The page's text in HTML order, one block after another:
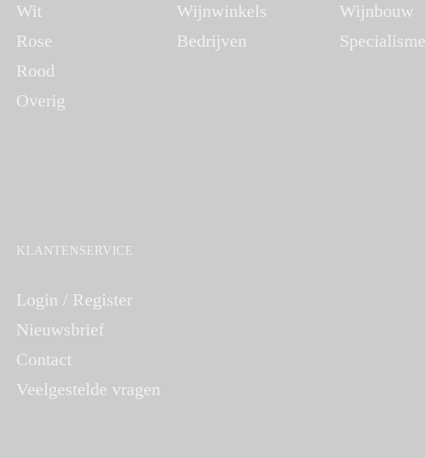
Wit
Rose
Rood
Overig
Wijnwinkels
Bedrijven
Wijnbouw
Specialisme
KLANTENSERVICE
Login / Register
Nieuwsbrief
Contact
Veelgestelde vragen